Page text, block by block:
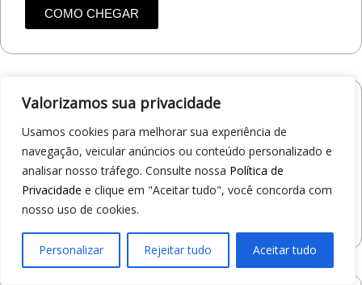
Valorizamos sua privacidade
Usamos cookies para melhorar sua experiência de
navegação, veicular anúncios ou conteúdo personalizado e
analisar nosso tráfego. Consulte nossa Política de
Privacidade e clique em "Aceitar tudo", você concorda com
nosso uso de cookies.
Personalizar Rejeitar tudo Aceitar tudo
COMO CHEGAR
Loja 1A99 – Shopping Jaraguá
Av. Alberto Benassi, 2270 - Jardim dos Manacás
Araraquara/SP
19
97412-5359
COMO CHEGAR